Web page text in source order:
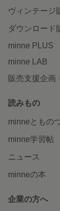
ヴィンテージ
ダウンロード
minne PLUS
minne LAB
販売支援企画
読みもの
minneともの
minne学習帖
ニュース
minneの本
企業の方へ